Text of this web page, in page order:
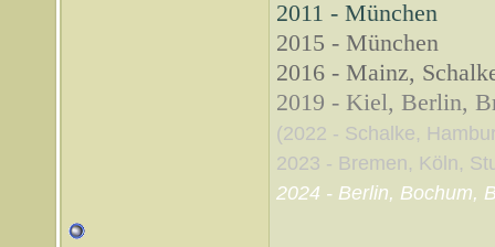
2011 - München
2015 - München
2016 - Mainz,
2019 - Kiel, Berlin,
(2022 - Schalke,
2023 - Bremen, Köln,
2024 - Berlin, Bochum,